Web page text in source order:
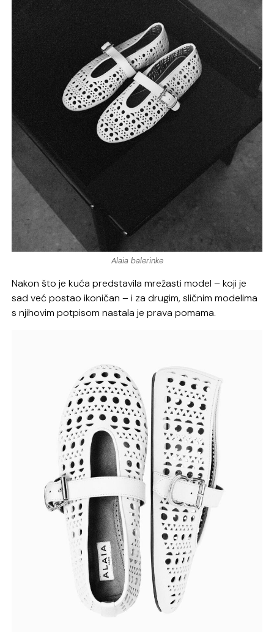
Alaia balerinke
Nakon što je kuća predstavila mrežasti model – koji je
sad već postao ikoničan – i za drugim, sličnim modelima
s njihovim potpisom nastala je prava pomama.